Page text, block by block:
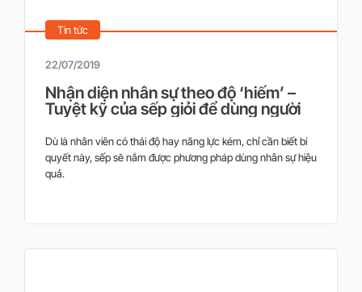
Tin tức
22/07/2019
Nhận diện nhân sự theo độ ‘hiếm’ –
Tuyệt kỹ của sếp giỏi để dùng người
Dù là nhân viên có thái độ hay năng lực kém, chỉ cần biết bí
quyết này, sếp sẽ nắm được phương pháp dùng nhân sự hiệu
quả.